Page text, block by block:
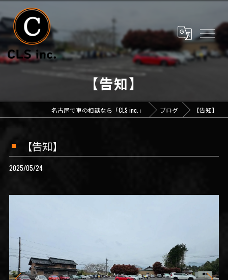
【告知】
名古屋で車の相談なら「CLS inc.」 ブログ 【告知】
【告知】
2025/05/24